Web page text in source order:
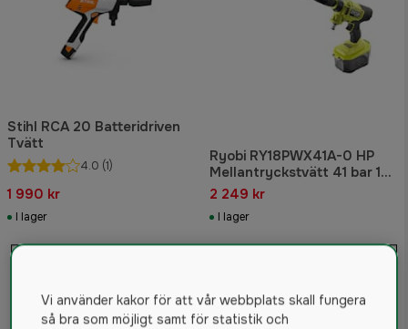
Stihl RCA 20 Batteridriven
Tvätt
4.0 (1)
1 990 kr
I lager
Ryobi RY18PWX41A-0 HP
Mellantryckstvätt 41 bar 18v
ONE+
2 249 kr
I lager
Vi använder kakor för att vår webbplats skall fungera
så bra som möjligt samt för statistik och